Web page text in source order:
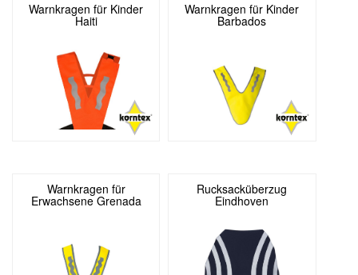
Warnkragen für Kinder
Haiti
Warnkragen für Kinder
Barbados
Warnkragen für
Erwachsene Grenada
Rucksacküberzug
Eindhoven